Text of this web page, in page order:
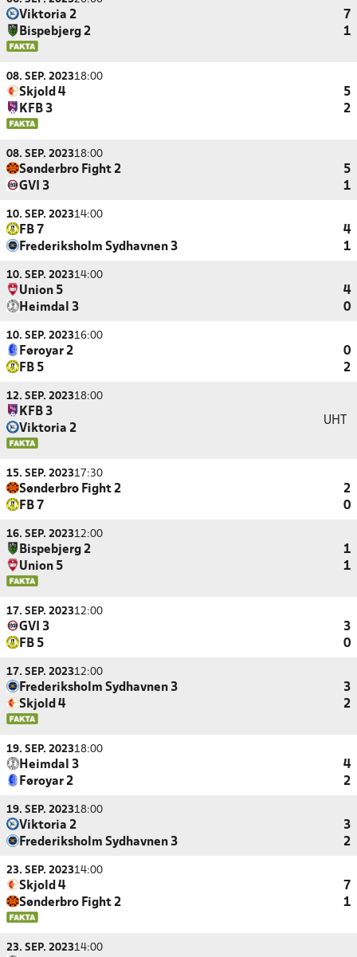
Viktoria 2
7
Bispebjerg 2
1
08. SEP. 202318:00
Skjold 4
5
KFB 3
2
08. SEP. 202318:00
Sønderbro Fight 2
5
GVI 3
1
10. SEP. 202314:00
FB 7
4
Frederiksholm Sydhavnen 3
1
10. SEP. 202314:00
Union 5
4
Heimdal 3
0
10. SEP. 202316:00
Føroyar 2
0
FB 5
2
12. SEP. 202318:00
KFB 3
Viktoria 2
UHT
15. SEP. 202317:30
Sønderbro Fight 2
2
FB 7
0
16. SEP. 202312:00
Bispebjerg 2
1
Union 5
1
17. SEP. 202312:00
GVI 3
3
FB 5
0
17. SEP. 202312:00
Frederiksholm Sydhavnen 3
3
Skjold 4
2
19. SEP. 202318:00
Heimdal 3
4
Føroyar 2
2
19. SEP. 202318:00
Viktoria 2
3
Frederiksholm Sydhavnen 3
2
23. SEP. 202314:00
Skjold 4
7
Sønderbro Fight 2
1
23. SEP. 202314:00